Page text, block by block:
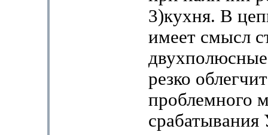
3)кухня. В
имеет смысл
резко
проблемного